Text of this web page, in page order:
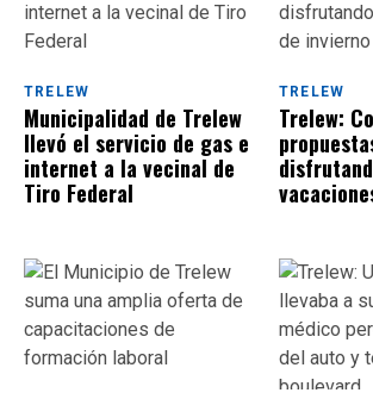
TRELEW
Municipalidad de Trelew
llevó el servicio de gas e
internet a la vecinal de
Tiro Federal
TRELEW
Trelew: